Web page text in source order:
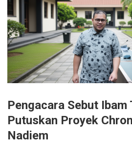
Pengacara Sebut Ibam
Putuskan Proyek
Nadiem